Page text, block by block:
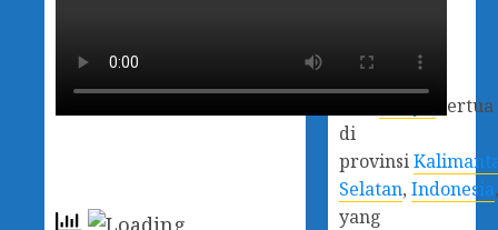
adalah salah
tertua
di
provinsi
Selatan,Indonesia
yang